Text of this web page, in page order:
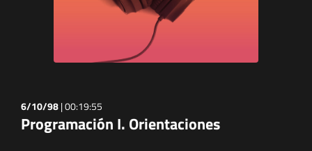
6/10/98|00:19:55
Programación I. Orientaciones